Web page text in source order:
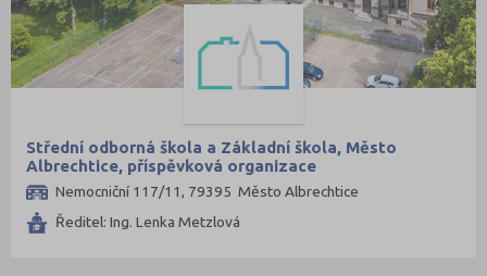
Střední odborná škola a Základní škola, Město
Albrechtice, příspěvková organizace
Nemocniční 117/11, 79395 Město Albrechtice
Ředitel: Ing. Lenka Metzlová